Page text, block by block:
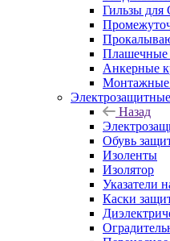
Гильзы
Анкерные
Монтажные
Электрозащитные
Назад
Обувь
Изоленты
Изолятор
Указатели
Каски